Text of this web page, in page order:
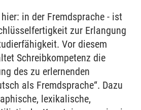
in der Fremdsprache - ist
zur Erlangung
Vor diesem
Schreibkompetenz die
des zu erlernenden
als Fremdsprache“. Dazu
lexikalische,